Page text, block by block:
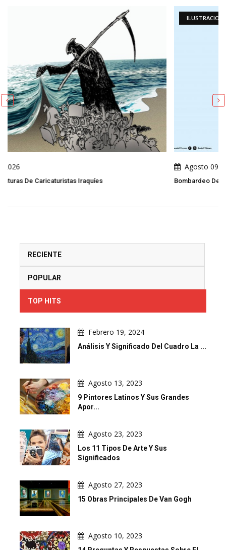
ILUSTRACIONES DIARIAS
Bombardeo De Tiendas De Campaña Para Desplazados
RECIENTE
POPULAR
TOP HITS
Febrero 19, 2024
Análisis Y Significado Del Cuadro La ...
Agosto 13, 2023
9 Pintores Latinos Y Sus Grandes
Apor...
Agosto 23, 2023
Los 11 Tipos De Arte Y Sus
Significados
Agosto 27, 2023
15 Obras Principales De Van Gogh
Agosto 10, 2023